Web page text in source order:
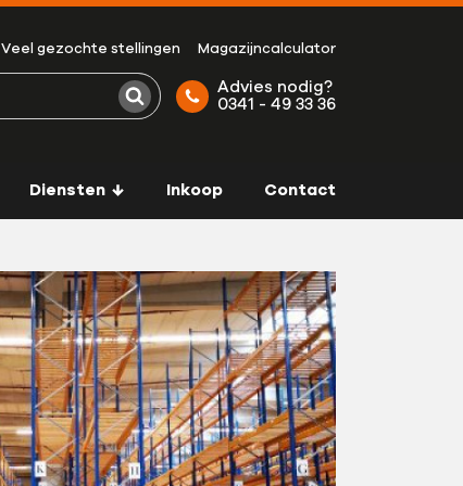
Veel gezochte stellingen Magazijncalculator
Zoeken
Advies nodig?
0341 - 49 33 36
Diensten Inkoop Contact